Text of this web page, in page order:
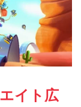
イト広